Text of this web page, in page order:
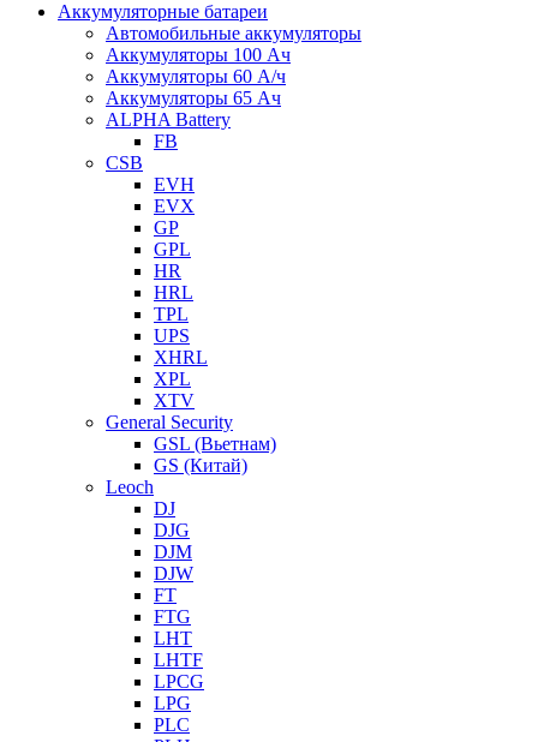
Аккумуляторные батареи
Автомобильные аккумуляторы
Аккумуляторы 100 Ач
Аккумуляторы 60 А/ч
Аккумуляторы 65 Ач
ALPHA Battery
FB
CSB
EVH
EVX
GP
GPL
HR
HRL
TPL
UPS
XHRL
XPL
XTV
General Security
GSL (Вьетнам)
GS (Китай)
Leoch
DJ
DJG
DJM
DJW
FT
FTG
LHT
LHTF
LPCG
LPG
PLC